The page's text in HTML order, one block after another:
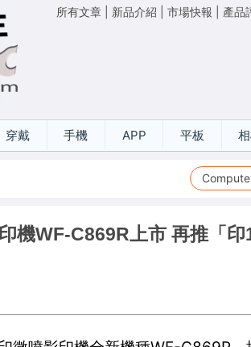
所有文章 新品介紹 市場快報 產品
穿戴 手機 APP 平板
機WF-C869R上市 再推「